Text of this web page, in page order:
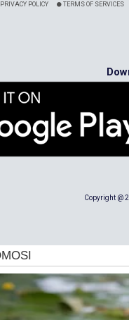
PRIVACY POLICY TERMS OF SERVICES
Copyright @